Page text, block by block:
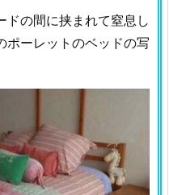
ドの間に挟まれて窒息し
ポーレットのベッドの写